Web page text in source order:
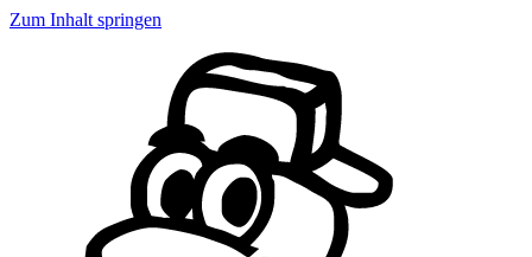
Zum Inhalt springen